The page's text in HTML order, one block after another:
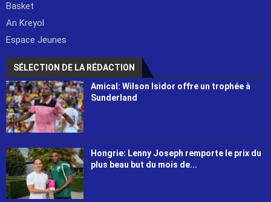
Basket
An Kreyol
Espace Jeunes
SÉLECTION DE LA RÉDACTION
Amical: Wilson Isidor offre un trophée à
Sunderland
Hongrie: Lenny Joseph remporte le prix du
plus beau but du mois de...